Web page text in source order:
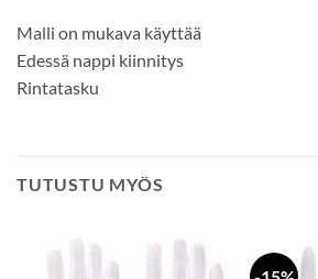
Malli on mukava käyttää
Edessä nappi kiinnitys
Rintatasku
TUTUSTU MYÖS